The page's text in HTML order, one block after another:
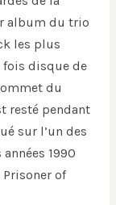
album du trio
les plus
fois disque de
du
resté pendant
sur l’un des
1990
Prisoner of